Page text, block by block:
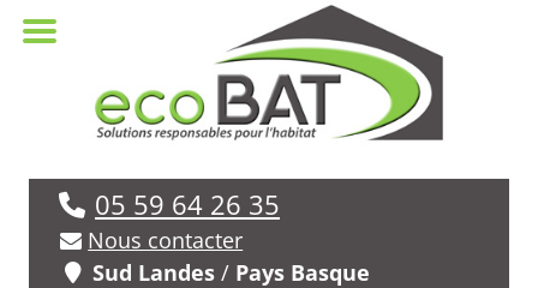
05 59 64 26 35
Nous contacter
Sud Landes / Pays Basque